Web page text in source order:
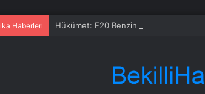
Haberleri Hükümet: E20 Benzin Yaygın Motor